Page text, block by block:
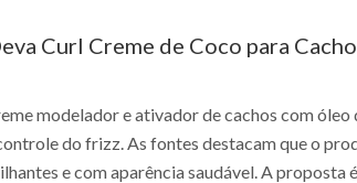
Curl Creme de Coco para
modelador e ativador de cachos com
do frizz. As fontes destacam que o
e com aparência saudável. A